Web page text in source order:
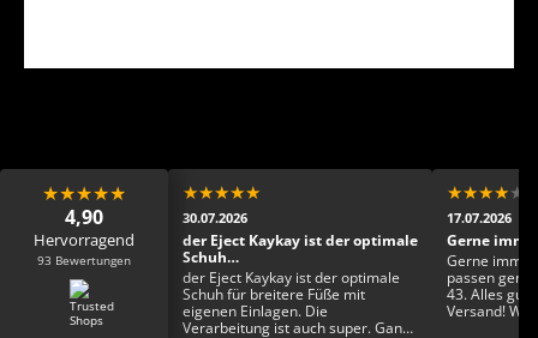
★★★★★
4,90
Hervorragend
93 Bewertungen
Dankeschön 🙏🏾
Dankeschön 🙏🏾
★★★★★
30.07.2026
der Eject Kaykay ist der optimale
Schuh…
der Eject Kaykay ist der optimale
Schuh für breitere Füße mit
eigenen Einlagen. Die
Verarbeitung ist auch super. Ganz
★★★★★
17.07.2026
Gerne
Gerne
passen
43. Alles gut
Versand!